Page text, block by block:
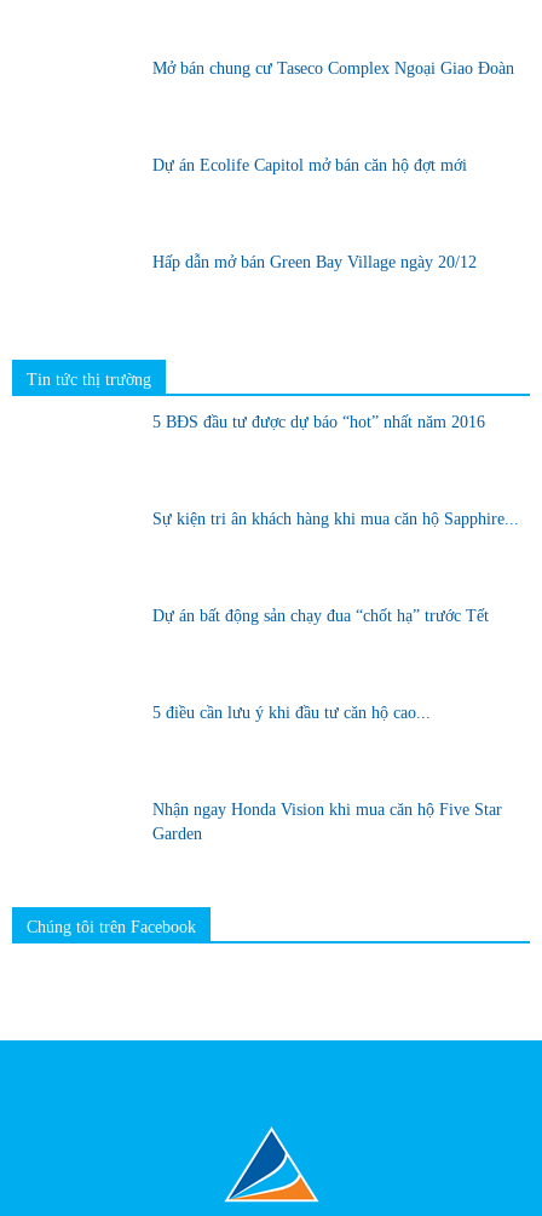
Mở bán chung cư Taseco Complex Ngoại Giao Đoàn
Dự án Ecolife Capitol mở bán căn hộ đợt mới
Hấp dẫn mở bán Green Bay Village ngày 20/12
Tin tức thị trường
5 BĐS đầu tư được dự báo “hot” nhất năm 2016
Sự kiện tri ân khách hàng khi mua căn hộ Sapphire...
Dự án bất động sản chạy đua “chốt hạ” trước Tết
5 điều cần lưu ý khi đầu tư căn hộ cao...
Nhận ngay Honda Vision khi mua căn hộ Five Star
Garden
Chúng tôi trên Facebook